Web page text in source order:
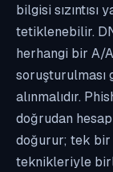
bilgisi
tetiklenebilir.
herhangi bir A/
alınmalıdır.
doğrudan
doğurur; tek bir
teknikleriyle